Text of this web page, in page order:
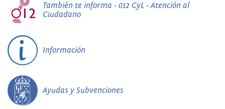
También te informa - 012 CyL - Atención al
Ciudadano
Información
Ayudas y Subvenciones